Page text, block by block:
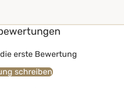
erste Bewertung
schreiben